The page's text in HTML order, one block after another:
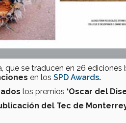
que se traducen en 26
en los SPD Awards.
los premios ‘Oscar del
del Tec de